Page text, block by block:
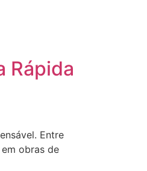
Rápida
Entre
obras de